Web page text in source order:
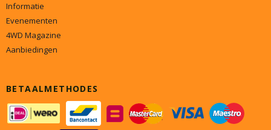
Informatie
Evenementen
4WD Magazine
Aanbiedingen
BETAALMETHODES